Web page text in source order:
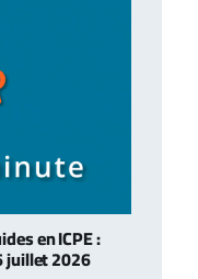
en ICPE :
juillet 2026